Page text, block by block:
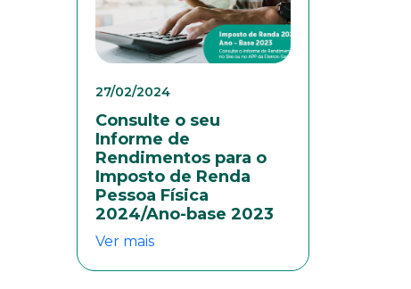
27/02/2024
Consulte o seu
Informe de
Rendimentos para o
Imposto de Renda
Pessoa Física
2024/Ano-base 2023
Ver mais